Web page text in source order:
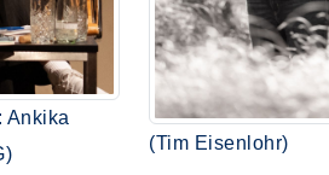
Ankika
(Tim Eisenlohr)